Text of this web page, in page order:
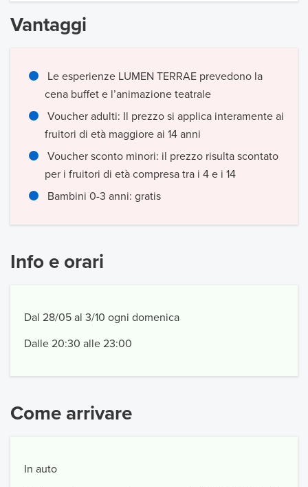
Vantaggi
Le esperienze LUMEN TERRAE prevedono la
cena buffet e l’animazione teatrale
Voucher adulti: Il prezzo si applica interamente ai
fruitori di età maggiore ai 14 anni
Voucher sconto minori: il prezzo risulta scontato
per i fruitori di età compresa tra i 4 e i 14
Bambini 0-3 anni: gratis
Info e orari
Dal 28/05 al 3/10 ogni domenica
Dalle 20:30 alle 23:00
Come arrivare
In auto